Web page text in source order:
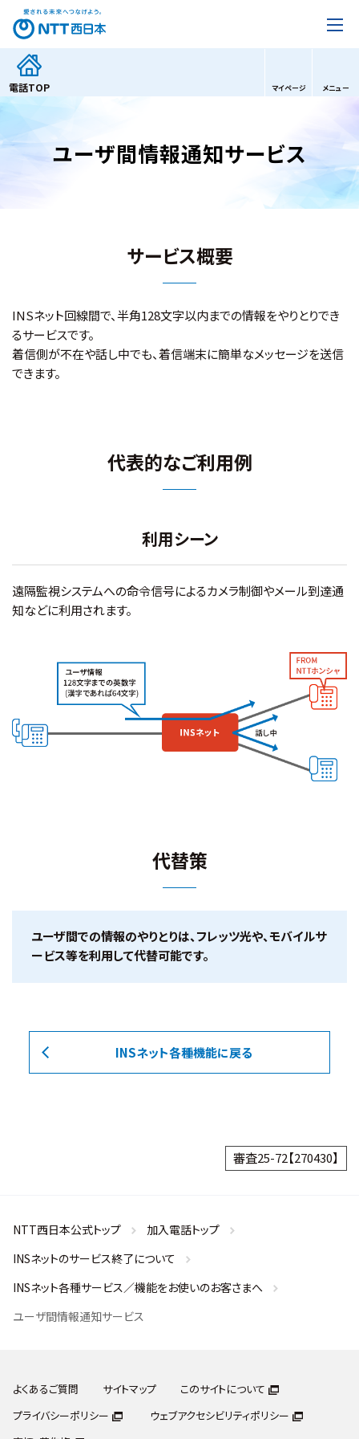
電話TOP マイページ メニュー
ユーザ間情報通知サービス
サービス概要
INSネット回線間で、半角128文字以内までの情報をやりとりでき
るサービスです。
着信側が不在や話し中でも、着信端末に簡単なメッセージを送信
できます。
代表的なご利用例
利用シーン
遠隔監視システムへの命令信号によるカメラ制御やメール到達通
知などに利用されます。
代替策
ユーザ間での情報のやりとりは、フレッツ光や、モバイルサ
ービス等を利用して代替可能です。
INSネット各種機能に戻る
審査25-72【270430】
NTT西日本公式トップ
加入電話トップ
INSネットのサービス終了について
INSネット各種サービス／機能をお使いのお客さまへ
ユーザ間情報通知サービス
よくあるご質問 サイトマップ
このサイトについて
プライバシーポリシー
ウェブアクセシビリティポリシー